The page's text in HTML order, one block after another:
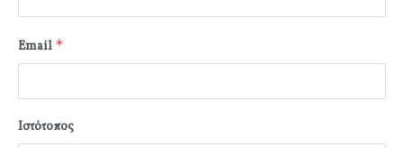
Email *
Ιστότοπος